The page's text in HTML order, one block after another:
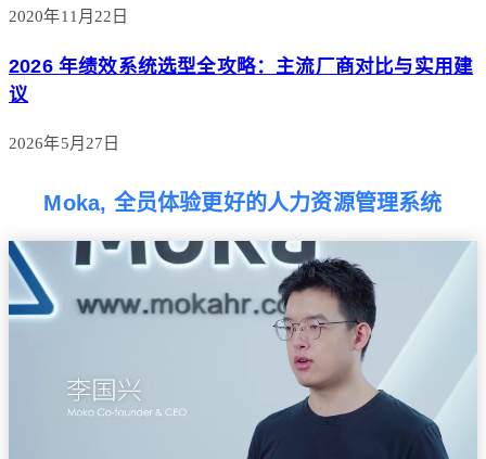
2020年11月22日
2026 年绩效系统选型全攻略：主流厂商对比与实用建
议
2026年5月27日
Moka, 全员体验更好的人力资源管理系统